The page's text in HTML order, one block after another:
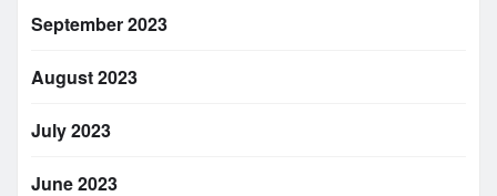
September 2023
August 2023
July 2023
June 2023